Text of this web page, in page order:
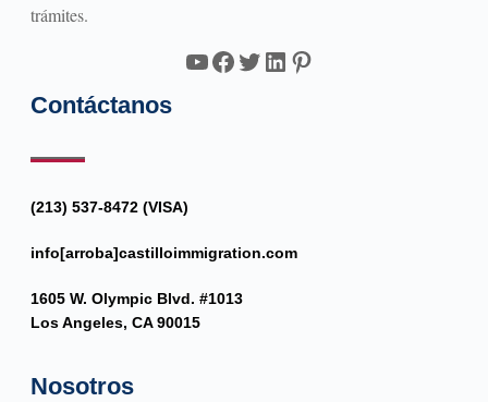
trámites.
YouTube
Facebook
Twitter
LinkedIn
Pinterest
Contáctanos
(213) 537-8472 (VISA)
info[arroba]castilloimmigration.com
1605 W. Olympic Blvd. #1013
Los Angeles, CA 90015
Nosotros